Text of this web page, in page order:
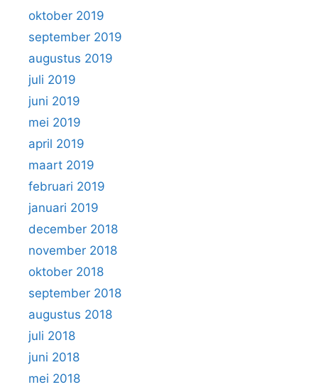
oktober 2019
september 2019
augustus 2019
juli 2019
juni 2019
mei 2019
april 2019
maart 2019
februari 2019
januari 2019
december 2018
november 2018
oktober 2018
september 2018
augustus 2018
juli 2018
juni 2018
mei 2018